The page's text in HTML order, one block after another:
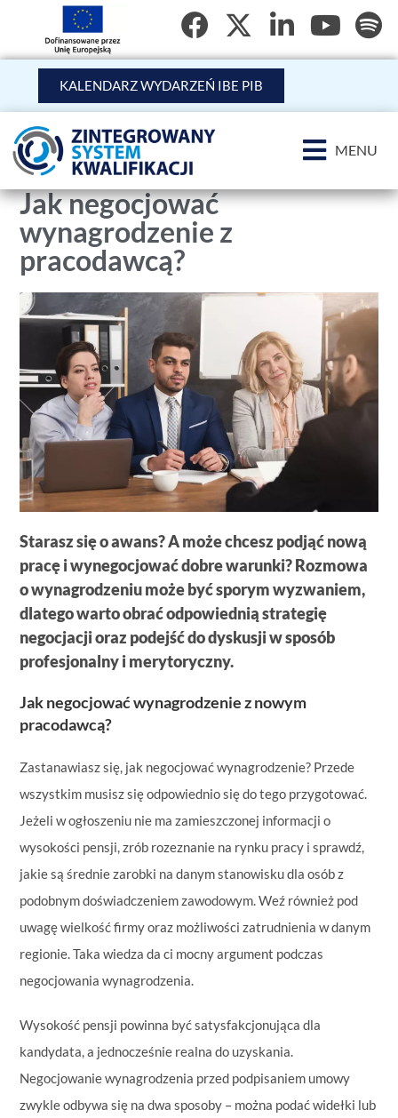
KALENDARZ WYDARZEŃ IBE PIB
MENU
Jak negocjować
wynagrodzenie z
pracodawcą?
Starasz się o awans? A może chcesz podjąć nową
pracę i wynegocjować dobre warunki? Rozmowa
o wynagrodzeniu może być sporym wyzwaniem,
dlatego warto obrać odpowiednią strategię
negocjacji oraz podejść do dyskusji w sposób
profesjonalny i merytoryczny.
Jak negocjować wynagrodzenie z nowym
pracodawcą?
Zastanawiasz się, jak negocjować wynagrodzenie? Przede
wszystkim musisz się odpowiednio się do tego przygotować.
Jeżeli w ogłoszeniu nie ma zamieszczonej informacji o
wysokości pensji, zrób rozeznanie na rynku pracy i sprawdź,
jakie są średnie zarobki na danym stanowisku dla osób z
podobnym doświadczeniem zawodowym. Weź również pod
uwagę wielkość firmy oraz możliwości zatrudnienia w danym
regionie. Taka wiedza da ci mocny argument podczas
negocjowania wynagrodzenia.
Wysokość pensji powinna być satysfakcjonująca dla
kandydata, a jednocześnie realna do uzyskania.
Negocjowanie wynagrodzenia przed podpisaniem umowy
zwykle odbywa się na dwa sposoby – można podać widełki lub